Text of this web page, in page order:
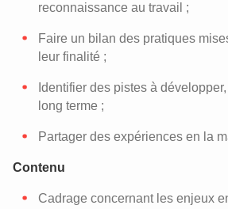
reconnaissance au travail ;
Faire un bilan des pratiques
leur finalité ;
Identifier des pistes à
long terme ;
Partager des expériences en la
Contenu
Cadrage concernant les enjeux